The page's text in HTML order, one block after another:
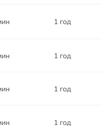
1 год
1 год
1 год
1 год